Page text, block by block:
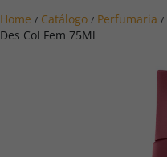
Home / Catálogo / Perfumaria /
Des Col Fem 75Ml